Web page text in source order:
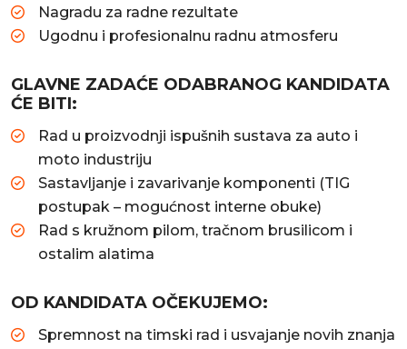
Nagradu za radne rezultate
Ugodnu i profesionalnu radnu atmosferu
GLAVNE ZADAĆE ODABRANOG KANDIDATA
ĆE BITI:
Rad u proizvodnji ispušnih sustava za auto i
moto industriju
Sastavljanje i zavarivanje komponenti (TIG
postupak – mogućnost interne obuke)
Rad s kružnom pilom, tračnom brusilicom i
ostalim alatima
OD KANDIDATA OČEKUJEMO:
Spremnost na timski rad i usvajanje novih znanja